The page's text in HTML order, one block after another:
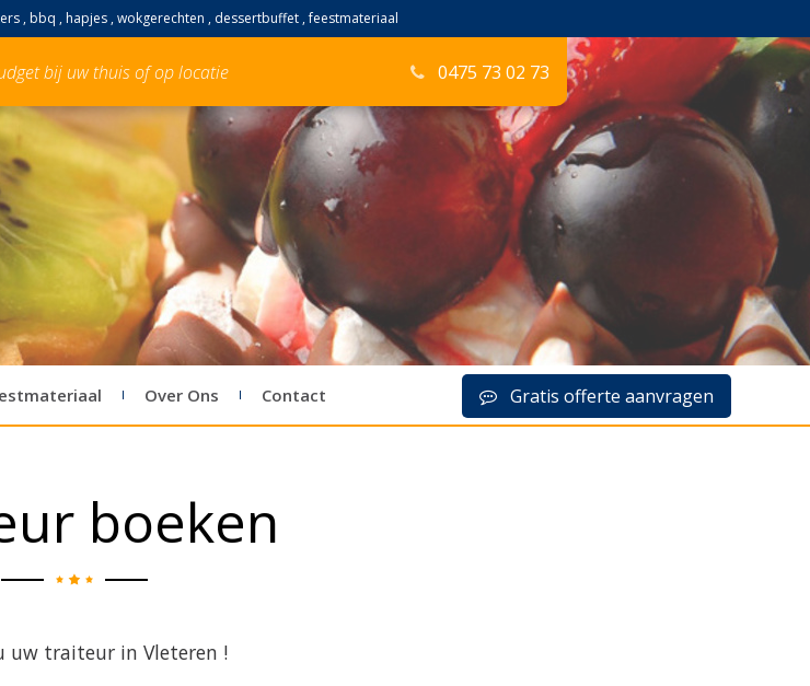
, bbq , hapjes , wokgerechten , dessertbuffet , feestmateriaal
bij uw thuis of op locatie 0475 73 02 73
Over Ons Contact Gratis offerte aanvragen
boeken
uw traiteur in Vleteren !